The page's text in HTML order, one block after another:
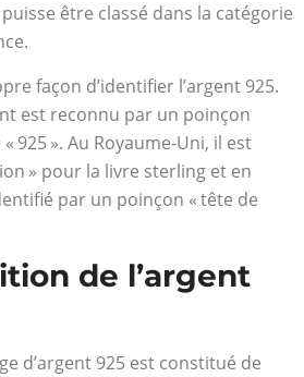
être classé dans la catégorie
façon d’identifier l’argent 925.
est reconnu par un poinçon
925 ». Au Royaume-Uni, il est
» pour la livre sterling et en
par un poinçon « tête de
de l’argent
d’argent 925 est constitué de